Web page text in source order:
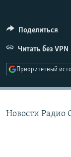
ПОДПИШИТЕСЬ
СОЦИАЛЬНЫЕ СЕТИ
Поделиться
Читать без VPN
Приоритетный
Новости Радио